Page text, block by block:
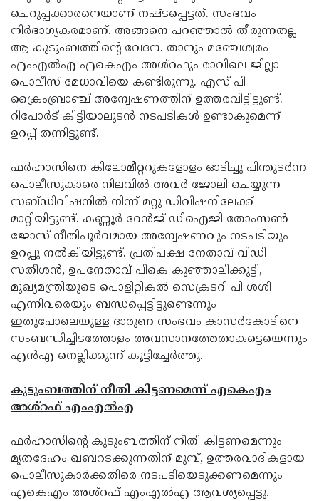
ചെറുപ്പക്കാരനെയാണ് നഷ്ടപ്പെട്ടത്. സംഭവം
നിര്‍ഭാഗ്യകരമാണ്. അങ്ങനെ പറഞ്ഞാല്‍ തീരുന്നതല്ല
ആ കുടുംബത്തിന്റെ വേദന. താനും മഞ്ചേശ്വരം
എംഎല്‍എ എകെഎം അശ്‌റഫും രാവിലെ ജില്ലാ
പൊലീസ് മേധാവിയെ കണ്ടിരുന്നു. എസ് പി
ക്രൈംബ്രാഞ്ച് അന്വേഷണത്തിന് ഉത്തരവിട്ടിട്ടുണ്ട്.
റിപോര്‍ട് കിട്ടിയാലുടന്‍ നടപടികള്‍ ഉണ്ടാകുമെന്ന്
ഉറപ്പ് തന്നിട്ടുണ്ട്.
ഫര്‍ഹാസിനെ കിലോമീറ്ററുകളോളം ഓടിച്ചു പിന്തുടര്‍ന്ന
പൊലീസുകാരെ നിലവില്‍ അവര്‍ ജോലി ചെയ്യുന്ന
സബ്ഡിവിഷനില്‍ നിന്ന് മറ്റു ഡിവിഷനിലേക്ക്
മാറ്റിയിട്ടുണ്ട്. കണ്ണൂര്‍ റേന്‍ജ് ഡിഐജി തോംസണ്‍
ജോസ് നീതിപൂര്‍വമായ അന്വേഷണവും നടപടിയും
ഉറപ്പു നല്‍കിയിട്ടുണ്ട്. പ്രതിപക്ഷ നേതാവ് വിഡി
സതീശന്‍, ഉപനേതാവ് പികെ കുഞ്ഞാലിക്കുട്ടി,
മുഖ്യമന്ത്രിയുടെ പൊളിറ്റികല്‍ സെക്രടറി പി ശശി
എന്നിവരെയും ബന്ധപ്പെട്ടിട്ടുണ്ടെന്നും
ഇതുപോലെയുള്ള ദാരുണ സംഭവം കാസര്‍കോടിനെ
സംബന്ധിച്ചിടത്തോളം അവസാനത്തേതാകട്ടെയെന്നും
എന്‍എ നെല്ലിക്കുന്ന് കൂട്ടിച്ചേര്‍ത്തു.
കുടുംബത്തിന് നീതി കിട്ടണമെന്ന് എകെഎം
അശ്റഫ് എംഎല്‍എ
ഫര്‍ഹാസിന്റെ കുടുംബത്തിന് നീതി കിട്ടണമെന്നും
മൃതദേഹം ഖബറടക്കുന്നതിന് മുമ്പ്, ഉത്തരവാദികളായ
പൊലീസുകാര്‍ക്കതിരെ നടപടിയെടുക്കണമെന്നും
എകെഎം അശ്റഫ് എംഎല്‍എ ആവശ്യപ്പെട്ടു.